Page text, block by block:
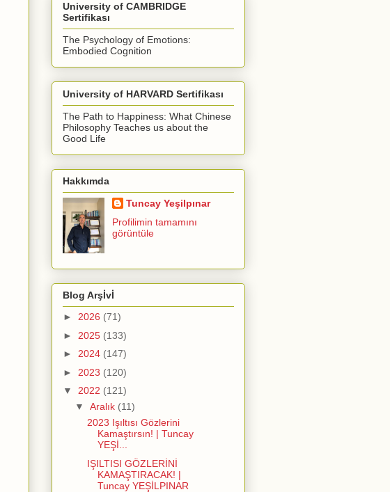
University of CAMBRIDGE
Sertifikası
The Psychology of Emotions:
Embodied Cognition
University of HARVARD Sertifikası
The Path to Happiness: What Chinese
Philosophy Teaches us about the
Good Life
Hakkımda
Tuncay Yeşilpınar
Profilimin tamamını
görüntüle
Blog Arşİvİ
► 2026 (71)
► 2025 (133)
► 2024 (147)
► 2023 (120)
▼ 2022 (121)
▼ Aralık (11)
2023 Işıltısı Gözlerini
Kamaştırsın! | Tuncay
YEŞİ...
IŞILTISI GÖZLERİNİ
KAMAŞTIRACAK! |
Tuncay YEŞİLPINAR